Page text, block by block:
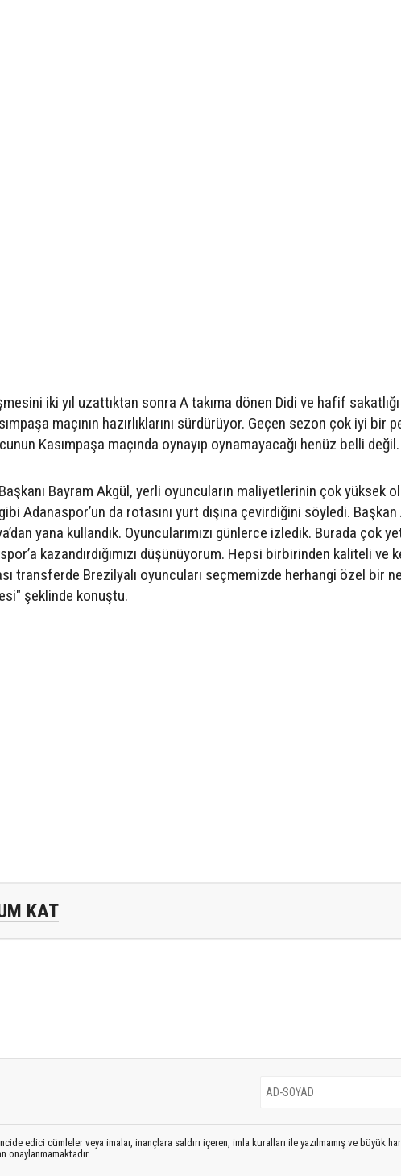
iki yıl uzattıktan sonra A takıma dönen Didi ve hafif
maçının hazırlıklarını sürdürüyor. Geçen sezon çok iyi
Kasımpaşa maçında oynayıp oynamayacağı henüz belli değil.
Bayram Akgül, yerli oyuncuların maliyetlerinin çok yüksek
Adanaspor’un da rotasını yurt dışına çevirdiğini söyledi.
yana kullandık. Oyuncularımızı günlerce izledik. Burada çok
kazandırdığımızı düşünüyorum. Hepsi birbirinden kaliteli ve
transferde Brezilyalı oyuncuları seçmemizde herhangi özel bir
şeklinde konuştu.
KAT
edici cümleler veya imalar, inançlara saldırı içeren, imla kuralları ile yazılmamış ve büyük
onaylanmamaktadır.